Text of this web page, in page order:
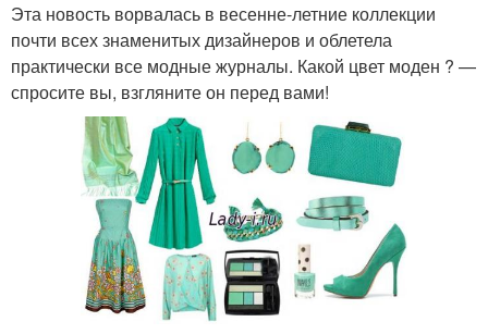
Эта новость ворвалась в весенне-летние коллекции
почти всех знаменитых дизайнеров и облетела
практически все модные журналы. Какой цвет моден ? —
спросите вы, взгляните он перед вами!